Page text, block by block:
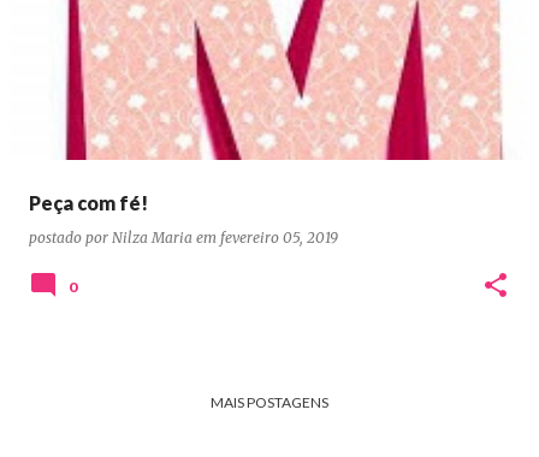
Peça com fé!
postado por Nilza Maria em fevereiro 05, 2019
0
MAIS POSTAGENS